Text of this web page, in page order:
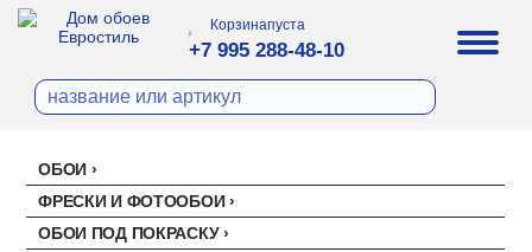
Корзинапуста
+7 995 288-48-10
ОБОИ
Все обои
Палитра
ФРЕСКИ И ФОТООБОИ
ОБОИ ПОД ПОКРАСКУ